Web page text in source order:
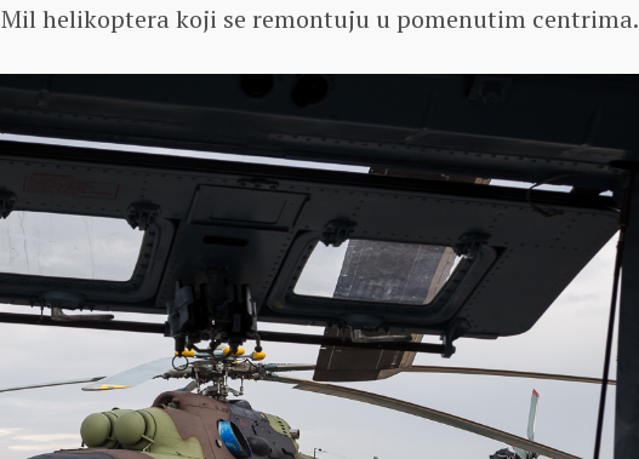
Mil helikoptera koji se remontuju u pomenutim centrima.